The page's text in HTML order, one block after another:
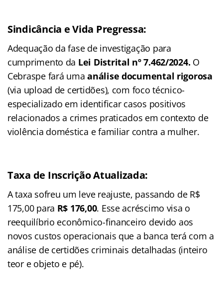
Sindicância e Vida Pregressa:
Adequação da fase de investigação para
cumprimento da Lei Distrital nº 7.462/2024. O
Cebraspe fará uma análise documental rigorosa
(via upload de certidões), com foco técnico-
especializado em identificar casos positivos
relacionados a crimes praticados em contexto de
violência doméstica e familiar contra a mulher.
Taxa de Inscrição Atualizada:
A taxa sofreu um leve reajuste, passando de R$
175,00 para R$ 176,00. Esse acréscimo visa o
reequilíbrio econômico-financeiro devido aos
novos custos operacionais que a banca terá com a
análise de certidões criminais detalhadas (inteiro
teor e objeto e pé).